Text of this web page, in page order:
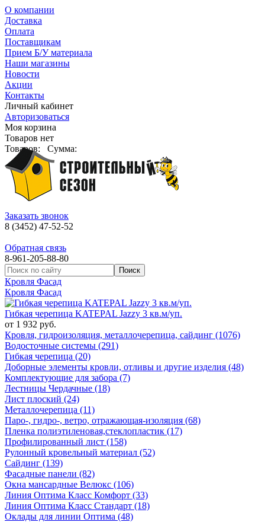
О компании
Доставка
Оплата
Поставщикам
Прием Б/У материала
Наши магазины
Новости
Акции
Контакты
Личный кабинет
Авторизоваться
Моя корзина
Товаров нет
Товаров:
Сумма:
Заказать звонок
8 (3452) 47-52-52
Обратная связь
8-961-205-88-80
Кровля Фасад
Кровля Фасад
Гибкая черепица KATEPAL Jazzy 3 кв.м/уп.
от 1 932 руб.
Кровля, гидроизоляция, металлочерепица, сайдинг (1076)
Водосточные системы (291)
Гибкая черепица (20)
Доборные элементы кровли, отливы и другие изделия (48)
Комплектующие для забора (7)
Лестницы Чердачные (18)
Лист плоский (24)
Металлочерепица (11)
Паро-, гидро-, ветро, отражающая-изоляция (68)
Пленка полиэтиленовая,стеклопластик (17)
Профилированный лист (158)
Рулонный кровельный материал (52)
Сайдинг (139)
Фасадные панели (82)
Окна мансардные Велюкс (106)
Линия Оптима Класс Комфорт (33)
Линия Оптима Класс Стандарт (18)
Оклады для линии Оптима (48)